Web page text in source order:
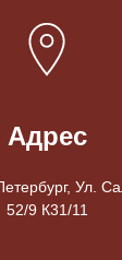
Адрес
Ул.
52/9 К31/11